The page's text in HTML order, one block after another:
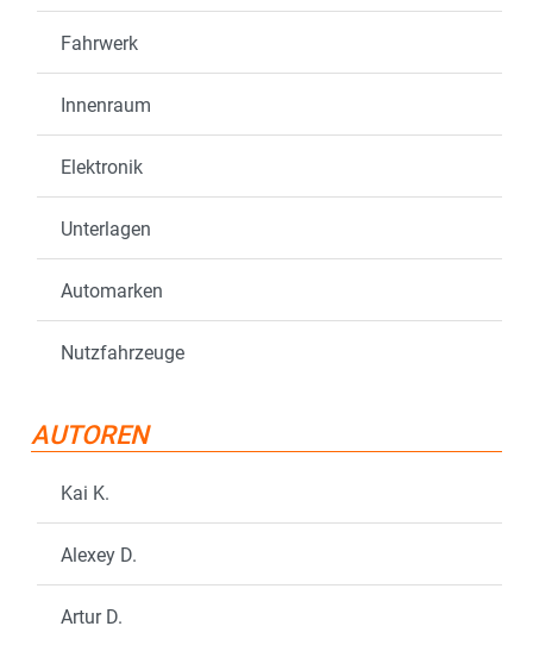
Fahrwerk
Innenraum
Elektronik
Unterlagen
Automarken
Nutzfahrzeuge
AUTOREN
Kai K.
Alexey D.
Artur D.